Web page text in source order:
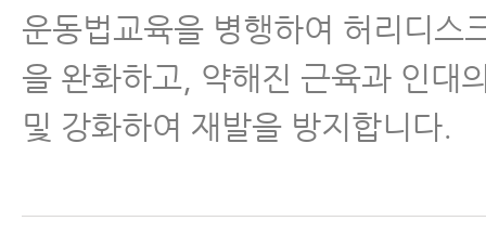
운동법교육을 병행하여 허리디스
을 완화하고, 약해진 근육과 인대
및 강화하여 재발을 방지합니다.